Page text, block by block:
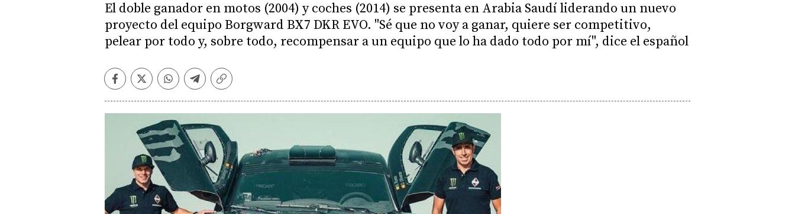
El doble ganador en motos (2004) y coches (2014) se presenta en Arabia Saudí liderando un nuevo
proyecto del equipo Borgward BX7 DKR EVO. "Sé que no voy a ganar, quiere ser competitivo,
pelear por todo y, sobre todo, recompensar a un equipo que lo ha dado todo por mí", dice el español
Facebook
TwitterWhatsapp
Telegram
Copiar